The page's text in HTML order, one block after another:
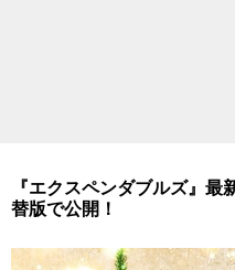
『エクスペンダブルズ』
替版で公開！